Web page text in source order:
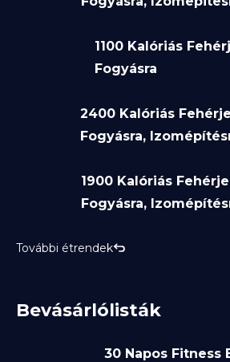
1100 Kalóriás
Fogyásra
2400 Kalóriás
Fogyásra,
1900 Kalóriás
Fogyásra,
További étrendek
Bevásárlólisták
30 Napos Fitness